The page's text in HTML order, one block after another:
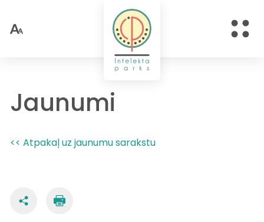
Jaunumi
<< Atpakaļ uz jaunumu sarakstu